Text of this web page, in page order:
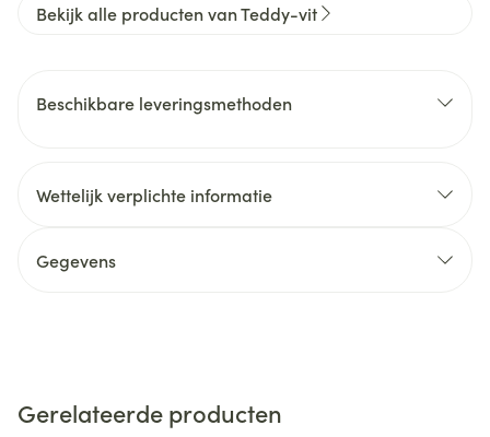
Bekijk alle producten van Teddy-vit
Beschikbare leveringsmethoden
Wettelijk verplichte informatie
Gegevens
Gerelateerde producten